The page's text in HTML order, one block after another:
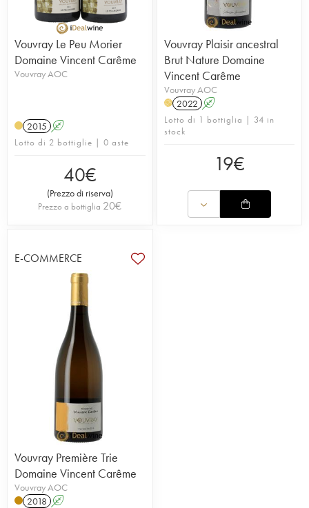
Vouvray Le Peu Morier
Domaine Vincent Carême
Vouvray AOC
2015 A
Lotto di 2 bottiglie | 0 aste
40€
(Prezzo di riserva)
Prezzo a bottiglia 20€
Vouvray Plaisir ancestral
Brut Nature Domaine
Vincent Carême
Vouvray AOC
H 2022 A
Lotto di 1 bottiglia | 34 in
stock
19€
E-COMMERCE
Vouvray Première Trie
Domaine Vincent Carême
Vouvray AOC
2018 A